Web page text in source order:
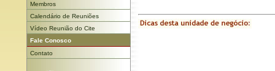
Membros
Calendário de Reuniões
Vídeo Reunião do Cite
Fale Conosco
Contato